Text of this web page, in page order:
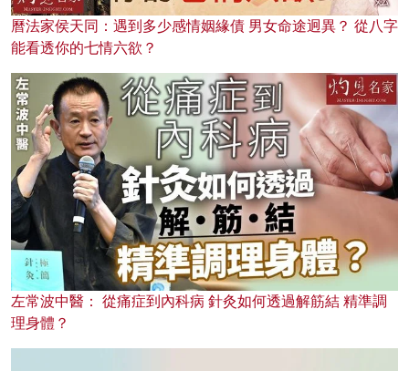
曆法家侯天同：遇到多少感情姻緣債 男女命途迥異？ 從八字
能看透你的七情六欲？
左常波中醫： 從痛症到內科病 針灸如何透過解筋結 精準調
理身體？